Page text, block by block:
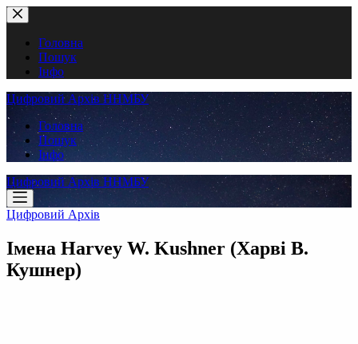
Перейти
до
вмістуГоловна
Пошук
Інфо
Цифровий Архів ННМБУ
Головна
Пошук
Інфо
Цифровий Архів ННМБУ
Цифровий Архів
Імена Harvey W. Kushner (Харві В.
Кушнер)